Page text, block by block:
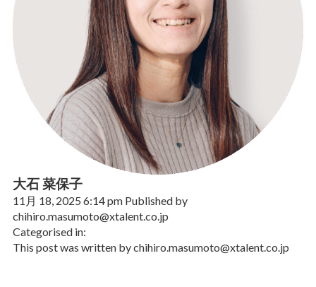
大石 菜保子
11月 18, 2025 6:14 pm Published by
chihiro.masumoto@xtalent.co.jp
Categorised in:
This post was written by chihiro.masumoto@xtalent.co.jp